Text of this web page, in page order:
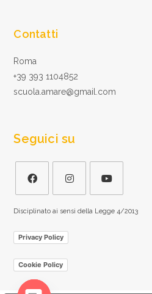
Contatti
Roma
+39 393 1104852
scuola.amare@gmail.com
Seguici su
Disciplinato ai sensi della Legge 4/2013
Privacy Policy
Cookie Policy